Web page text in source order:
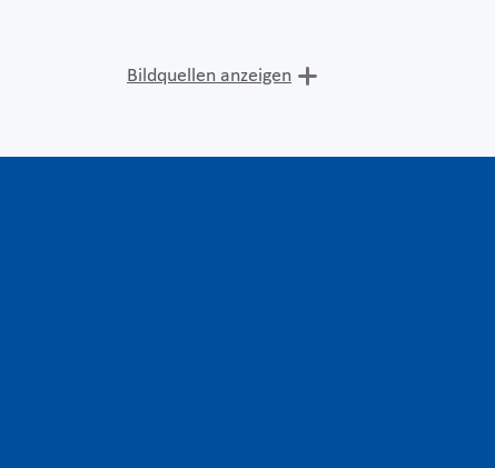
Bildquellen anzeigen